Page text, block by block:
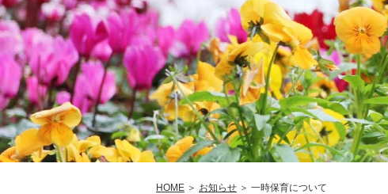
HOME ＞ お知らせ ＞ 一時保育について